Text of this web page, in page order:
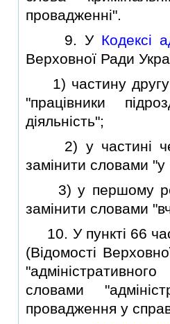
провадженнi".
9. У Кодексi
Верховної Ради
1) частину
"працiвники
дiяльнiсть";
2) у частинi
замiнити словами
3) у першому
замiнити словами
10. У пунктi 66
(Вiдомостi
словами
провадження у